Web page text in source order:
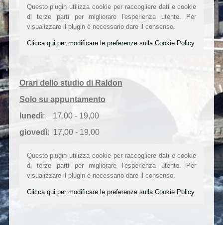
Questo plugin utilizza cookie per raccogliere dati e cookie
di terze parti per migliorare l'esperienza utente. Per
visualizzare il plugin è necessario dare il consenso.
Clicca qui per modificare le preferenze sulla Cookie Policy
Orari dello studio di Raldon
Solo su appuntamento
lunedì: 17,00 - 19,00
giovedì: 17,00 - 19,00
Questo plugin utilizza cookie per raccogliere dati e cookie
di terze parti per migliorare l'esperienza utente. Per
visualizzare il plugin è necessario dare il consenso.
Clicca qui per modificare le preferenze sulla Cookie Policy